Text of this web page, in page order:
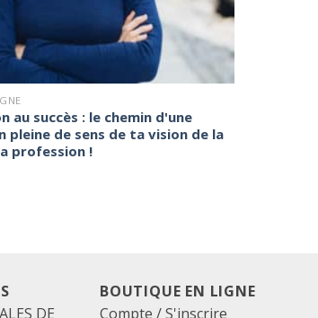
au succès : le chemin d'une
pleine de sens de ta vision de la
profession !
DE
BOUTIQUE EN LIGNE
Compte / S'inscrire